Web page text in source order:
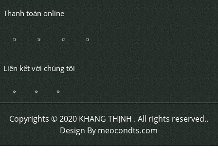
Thanh toán online
Liên kết với chúng tôi
Copyrights © 2020 KHANG THỊNH . All rights reserved..
Design By meocondts.com